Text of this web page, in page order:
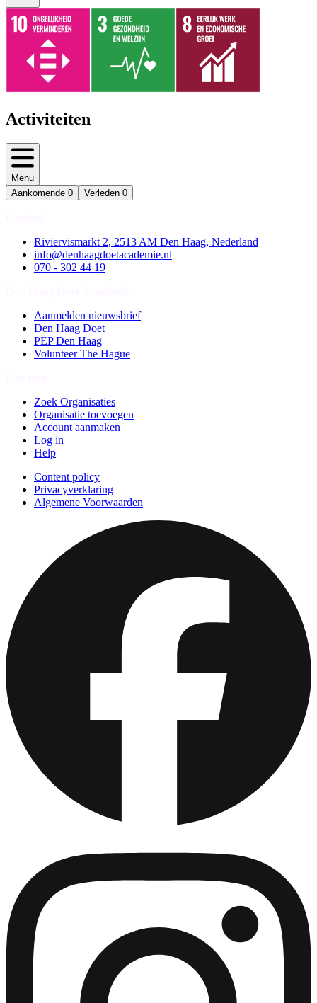
Activiteiten
Menu
Aankomende 0 Verleden 0
Riviervismarkt 2, 2513 AM Den Haag, Nederland
info@denhaagdoetacademie.nl
070 - 302 44 19
Aanmelden nieuwsbrief
Den Haag Doet
PEP Den Haag
Volunteer The Hague
Zoek Organisaties
Organisatie toevoegen
Account aanmaken
Log in
Help
Content policy
Privacyverklaring
Algemene Voorwaarden